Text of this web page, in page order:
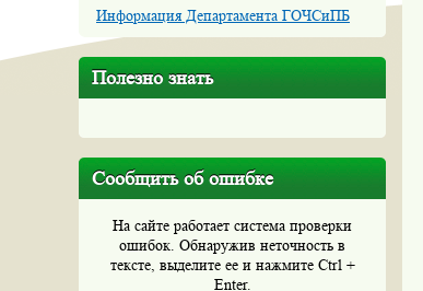
Информация Департамента ГОЧСиПБ
Полезно знать
Сообщить об ошибке
На сайте работает система проверки
ошибок. Обнаружив неточность в
тексте, выделите ее и нажмите Ctrl +
Enter.